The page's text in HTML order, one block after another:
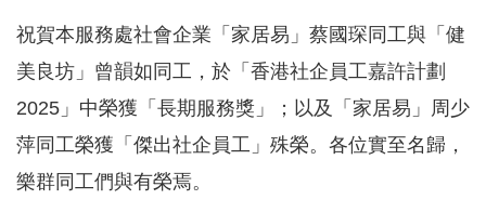
祝賀本服務處社會企業「家居易」蔡國琛同工與「健
美良坊」曾韻如同工，於「香港社企員工嘉許計劃
2025」中榮獲「長期服務獎」；以及「家居易」周少
萍同工榮獲「傑出社企員工」殊榮。各位實至名歸，
樂群同工們與有榮焉。